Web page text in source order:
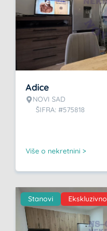
Adice
NOVI SAD
ŠIFRA: #575818
Više o nekretnini >
Stanovi Ekskluzivno